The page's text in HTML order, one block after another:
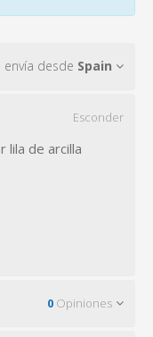
envía desde Spain
Esconder
lila de arcilla
0 Opiniones